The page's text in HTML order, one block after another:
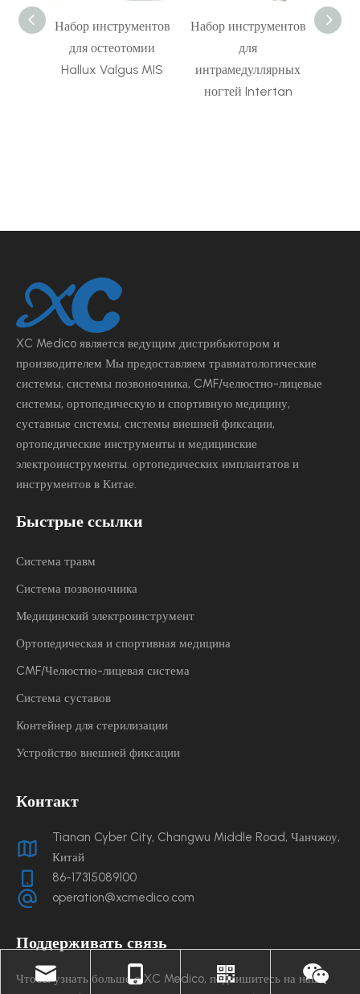
Набор инструментов
для остеотомии
Hallux Valgus MIS
Набор инструментов
для
интрамедуллярных
ногтей Intertan
XC Medico является ведущим дистрибьютором и
производителем Мы предоставляем травматологические
системы, системы позвоночника, CMF/челюстно-лицевые
системы, ортопедическую и спортивную медицину,
суставные системы, системы внешней фиксации,
ортопедические инструменты и медицинские
электроинструменты. ортопедических имплантатов и
инструментов в Китае.
Быстрые ссылки
Система травм
Система позвоночника
Медицинский электроинструмент
Ортопедическая и спортивная медицина
CMF/Челюстно-лицевая система
Система суставов
Контейнер для стерилизации
Устройство внешней фиксации
Контакт
Tianan Cyber ​​City, Changwu Middle Road, Чанчжоу,
Китай
86-17315089100
operation@xcmedico.com
Поддерживать связь
Чтобы узнать больше о XC Medico, подпишитесь на наш